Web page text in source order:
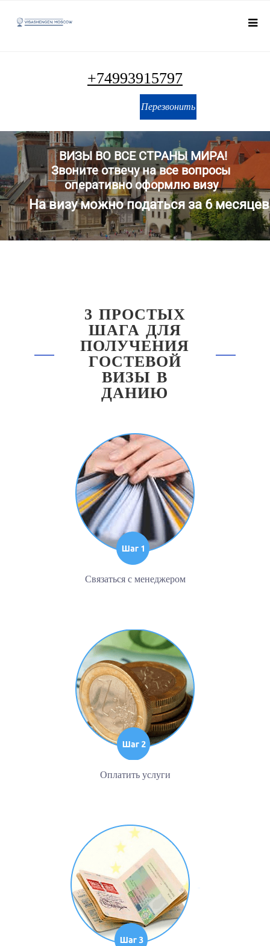
+74993915797
Перезвонить
ВИЗЫ ВО ВСЕ СТРАНЫ МИРА!
Звоните отвечу на все вопросы
оперативно оформлю визу
На визу можно податься за 6 месяцев
3 ПРОСТЫХ
ШАГА ДЛЯ
ПОЛУЧЕНИЯ
ГОСТЕВОЙ
ВИЗЫ В
ДАНИЮ
Связаться с менеджером
Оплатить услуги